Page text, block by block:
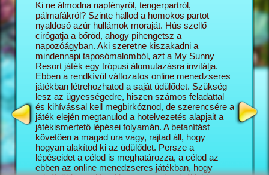
Ki ne álmodna napfényről, tengerpartról,
pálmafákról? Szinte hallod a homokos partot
nyaldosó azúr hullámok moraját. Hús szellő
cirógatja a bőröd, ahogy pihengetsz a
napozóágyban. Aki szeretne kiszakadni a
mindennapi taposómalomból, azt a My Sunny
Resort játék egy trópusi álomutazásra invitálja.
Ebben a rendkívül változatos online menedzseres
játékban létrehozhatod a saját üdülődet. Szükség
lesz az ügyességedre, hiszen számos feladattal
és kihívással kell megbirkóznod, de szerencsére a
játék elején megtanulod a hotelvezetés alapjait a
játékismertető lépései folyamán. A betanítást
követően a magad ura vagy, rajtad áll, hogy
hogyan alakítod ki az üdülődet. Persze a
lépéseidet a célod is meghatározza, a célod az
ebben az online menedzseres játékban, hogy
A My
saját
mégis